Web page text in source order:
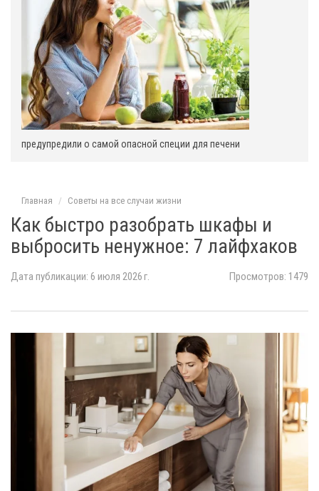
предупредили о самой опасной специи для печени
Главная Советы на все случаи жизни
Как быстро разобрать шкафы и
выбросить ненужное: 7 лайфхаков
Дата публикации: 6 июля 2026 г. Просмотров: 1479